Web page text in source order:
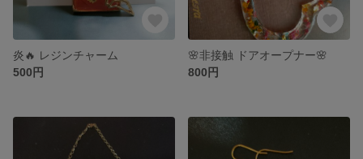
炎🔥 レジンチャーム
500円
🌸非接触 ドアオープナー🌸
800円